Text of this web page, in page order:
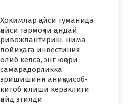
Ҳокимлар қайси туманида
қайси тармоқни қандай
ривожлантириш, нима
лойиҳага инвестиция
олиб келса, энг юқори
самарадорликка
эришишини аниқ ҳисоб-
китоб қилиши кераклиги
қайд этилди